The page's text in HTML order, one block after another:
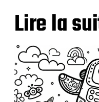
Lire la